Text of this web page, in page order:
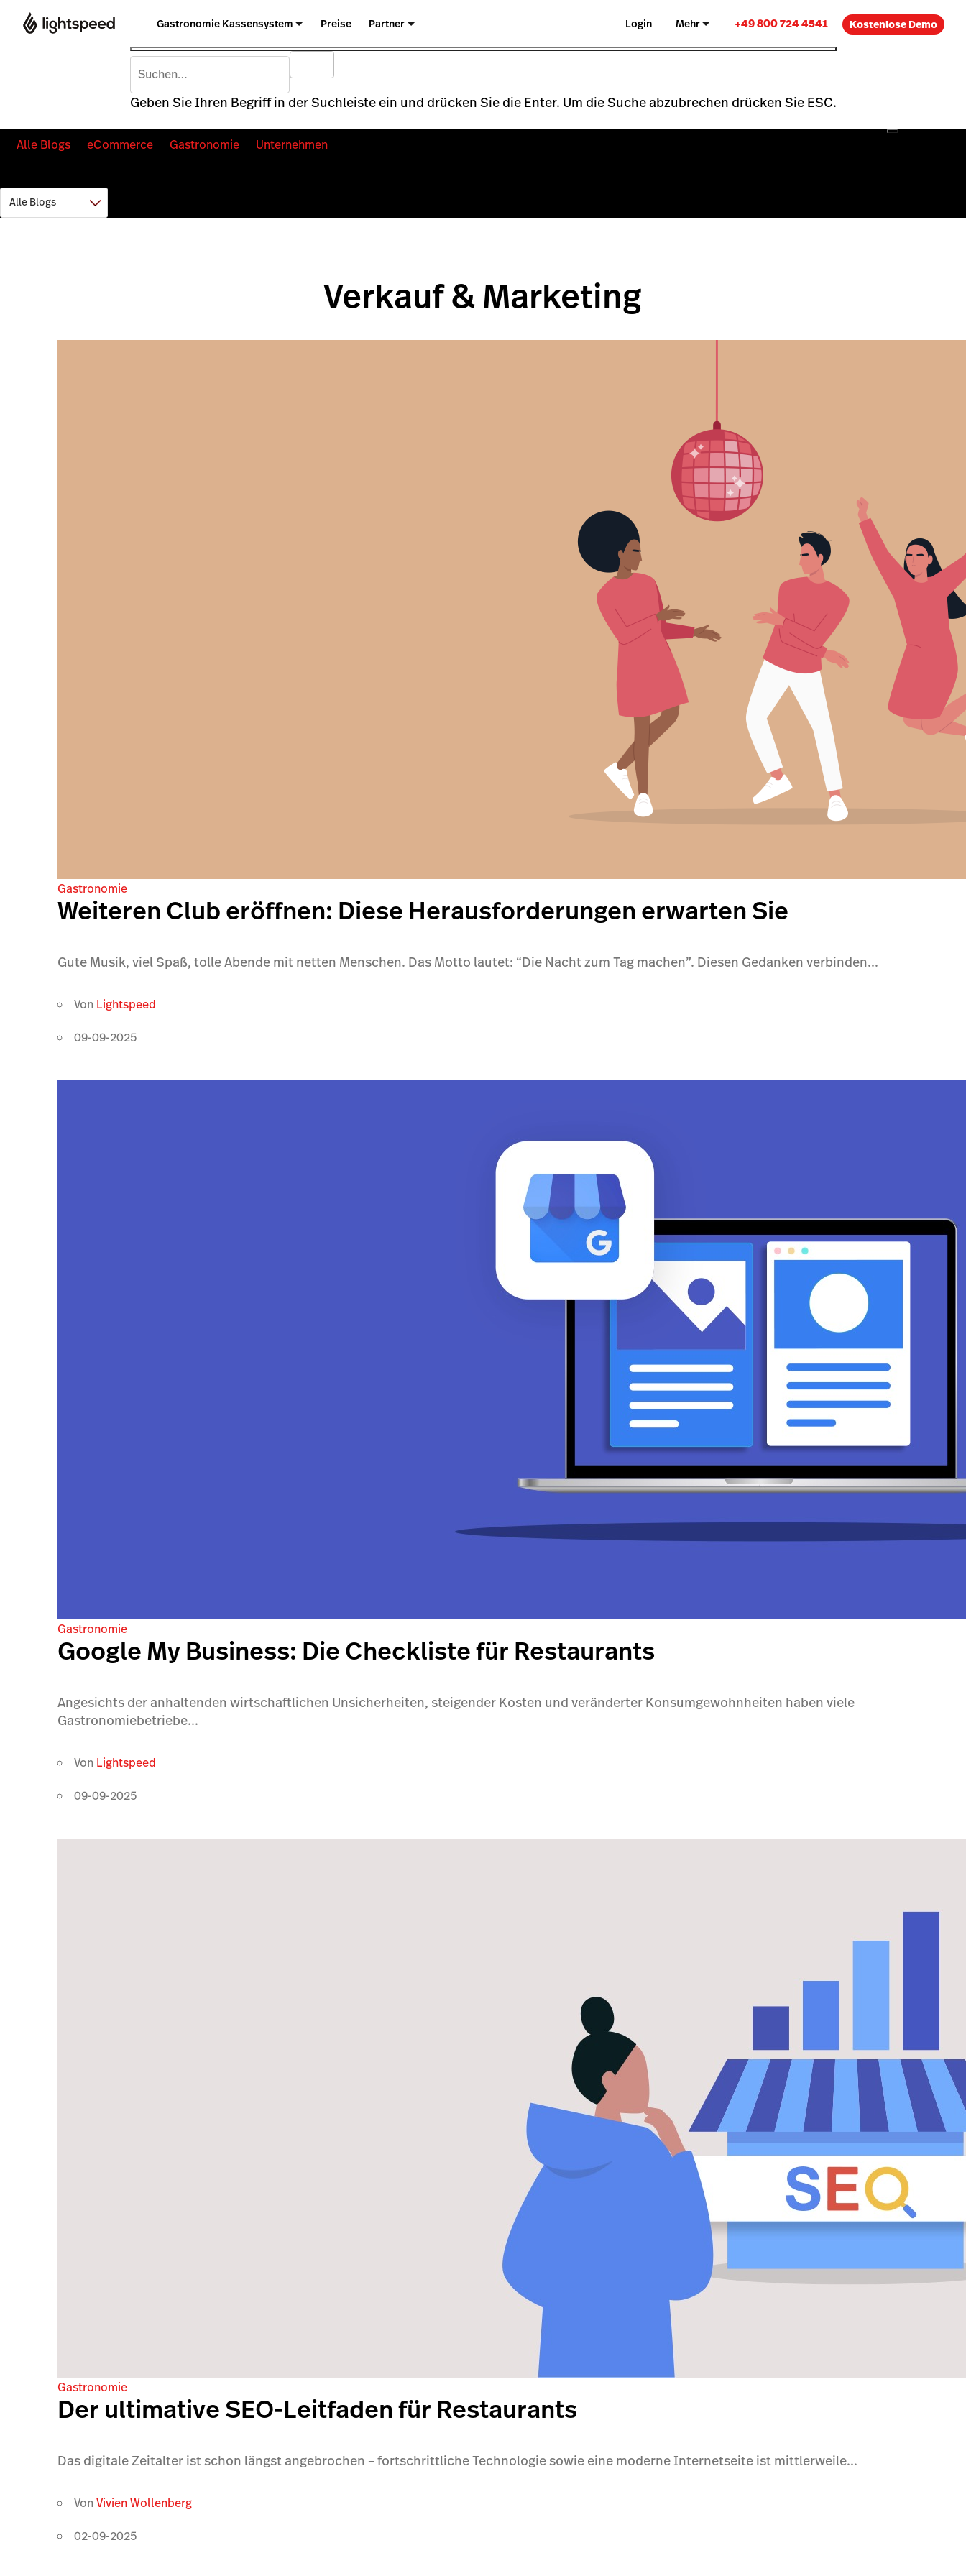
Gastronomie Kassensystem Preise Partner Login Mehr +49 800 724 4541 Kostenlose Demo
Geben Sie Ihren Begriff in der Suchleiste ein und drücken Sie die Enter. Um die Suche abzubrechen drücken Sie ESC.
Alle Blogs eCommerce Gastronomie Unternehmen
Verkauf & Marketing
Gastronomie
Weiteren Club eröffnen: Diese Herausforderungen erwarten Sie
Gute Musik, viel Spaß, tolle Abende mit netten Menschen. Das Motto lautet: “Die Nacht zum Tag machen”. Diesen Gedanken verbinden...
Von Lightspeed
09-09-2025
Gastronomie
Google My Business: Die Checkliste für Restaurants
Angesichts der anhaltenden wirtschaftlichen Unsicherheiten, steigender Kosten und veränderter Konsumgewohnheiten haben viele
Gastronomiebetriebe...
Von Lightspeed
09-09-2025
Gastronomie
Der ultimative SEO-Leitfaden für Restaurants
Das digitale Zeitalter ist schon längst angebrochen – fortschrittliche Technologie sowie eine moderne Internetseite ist mittlerweile...
VonVivien Wollenberg
02-09-2025